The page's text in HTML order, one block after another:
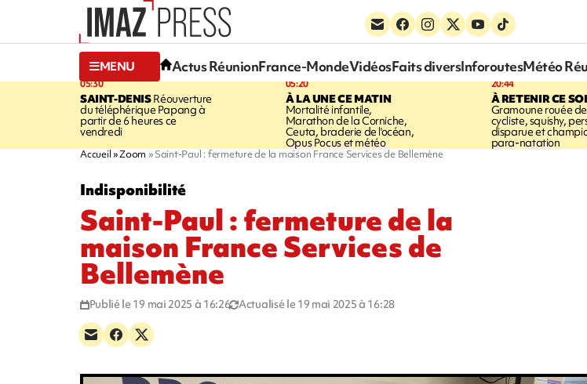
MENU Actus RéunionFrance-MondeVidéosFaits diversInforoutesMétéo
05:30
SAINT-DENISRéouverture
du téléphérique Papang à
partir de 6 heures ce
vendredi
05:20
À LA UNE CE MATIN
Mortalité infantile,
Marathon de la Corniche,
Ceuta, braderie de l'océan,
Opus Pocus et météo
20:44
À RETENIR CE
Gramoune rouée
cycliste, squishy,
disparue et
para-natation
Accueil Zoom Saint-Paul : fermeture de la maison France Services de Bellemène
Indisponibilité
Saint-Paul : fermeture de la
maison France Services de
Bellemène
Publié le 19 mai 2025 à 16:26 Actualisé le 19 mai 2025 à 16:28